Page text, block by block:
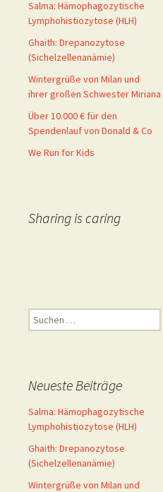
Salma: Hämophagozytische
Lymphohistiozytose (HLH)
Ghaith: Drepanozytose
(Sichelzellenanämie)
Wintergrüße von Milan und
ihrer großen Schwester Miriana
Über 10.000 € für den
Spendenlauf von Donald & Co
We Run for Kids
Sharing is caring
Suchen
nach:
Neueste Beiträge
Salma: Hämophagozytische
Lymphohistiozytose (HLH)
Ghaith: Drepanozytose
(Sichelzellenanämie)
Wintergrüße von Milan und